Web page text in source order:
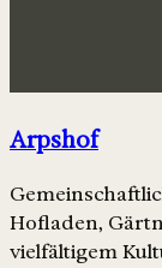
Arpshof
Hofladen,
vielfältigem